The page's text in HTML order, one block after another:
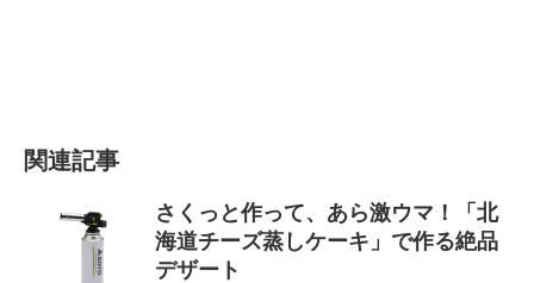
関連記事
さくっと作って、あら激ウマ！「北
海道チーズ蒸しケーキ」で作る絶品
デザート